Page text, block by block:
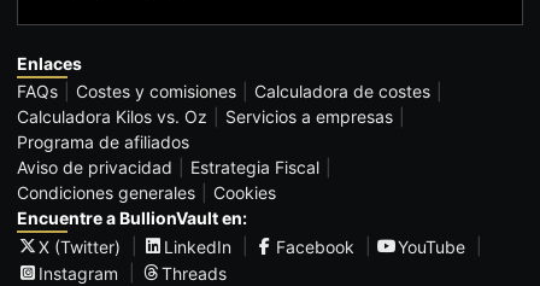
Enlaces
FAQs
Costes y comisiones
Calculadora de costes
Calculadora Kilos vs. Oz
Servicios a empresas
Programa de afiliados
Aviso de privacidad
Estrategia Fiscal
Condiciones generales
Cookies
Encuentre a BullionVault en:
X (Twitter)
LinkedIn Facebook
YouTube
Instagram
Threads